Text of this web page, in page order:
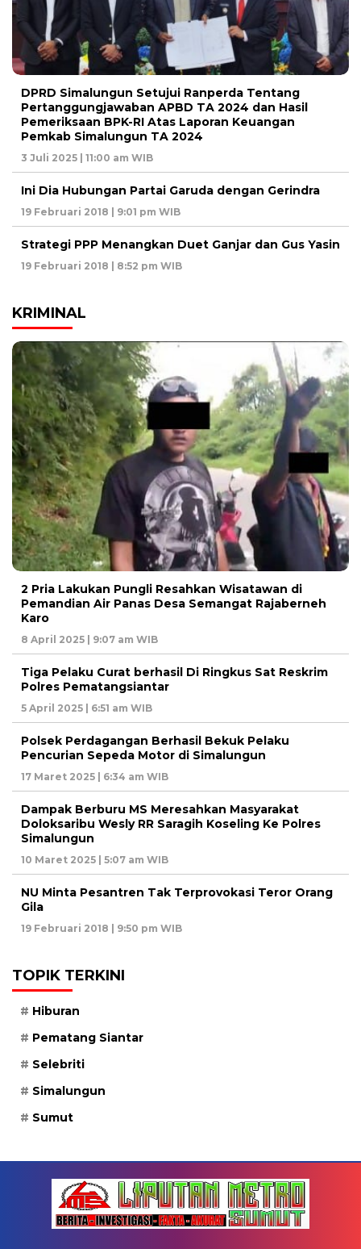
DPRD Simalungun Setujui Ranperda Tentang
Pertanggungjawaban APBD TA 2024 dan Hasil
Pemeriksaan BPK-RI Atas Laporan Keuangan
Pemkab Simalungun TA 2024
3 Juli 2025 | 11:00 am WIB
Ini Dia Hubungan Partai Garuda dengan Gerindra
19 Februari 2018 | 9:01 pm WIB
Strategi PPP Menangkan Duet Ganjar dan Gus Yasin
19 Februari 2018 | 8:52 pm WIB
KRIMINAL
2 Pria Lakukan Pungli Resahkan Wisatawan di
Pemandian Air Panas Desa Semangat Rajaberneh
Karo
8 April 2025 | 9:07 am WIB
Tiga Pelaku Curat berhasil Di Ringkus Sat Reskrim
Polres Pematangsiantar
5 April 2025 | 6:51 am WIB
Polsek Perdagangan Berhasil Bekuk Pelaku
Pencurian Sepeda Motor di Simalungun
17 Maret 2025 | 6:34 am WIB
Dampak Berburu MS Meresahkan Masyarakat
Doloksaribu Wesly RR Saragih Koseling Ke Polres
Simalungun
10 Maret 2025 | 5:07 am WIB
NU Minta Pesantren Tak Terprovokasi Teror Orang
Gila
19 Februari 2018 | 9:50 pm WIB
TOPIK TERKINI
Hiburan
Pematang Siantar
Selebriti
Simalungun
Sumut